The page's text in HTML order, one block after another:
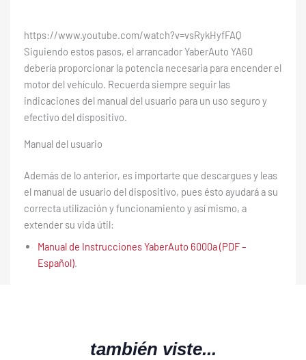
https://www.youtube.com/watch?v=vsRykHyfFAQ
Siguiendo estos pasos, el arrancador YaberAuto ‎YA60
debería proporcionar la potencia necesaria para encender el
motor del vehículo. Recuerda siempre seguir las
indicaciones del manual del usuario para un uso seguro y
efectivo del dispositivo.
Manual del usuario
Además de lo anterior, es importarte que descargues y leas
el manual de usuario del dispositivo, pues ésto ayudará a su
correcta utilización y funcionamiento y así mismo, a
extender su vida útil:
Manual de Instrucciones YaberAuto 6000a (PDF –
Español).
también viste...